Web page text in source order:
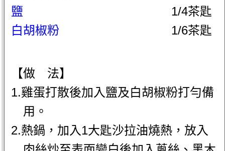
鹽
1/4茶匙
白胡椒粉
1/6茶匙
【做 法】
1.雞蛋打散後加入鹽及白胡椒粉打勻備
用。
2.熱鍋，加入1大匙沙拉油燒熱，放入